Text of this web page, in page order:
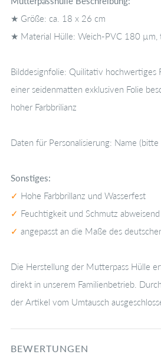
★ Größe: ca. 18 x 26 cm
★ Material Hülle: Weich-PVC 180 µm,
Bilddesignfolie: Quilitativ hochwertiges
einer seidenmatten exklusiven Folie
hoher Farbbrilianz
Daten für Personalisierung: Name
Sonstiges:
✓ Hohe Farbbrillanz und Wasserfest
✓ Feuchtigkeit und Schmutz abweisend
✓ angepasst an die Maße des
Die Herstellung der Mutterpass Hülle
direkt in unserem Familienbetrieb.
der Artikel vom Umtausch
BEWERTUNGEN